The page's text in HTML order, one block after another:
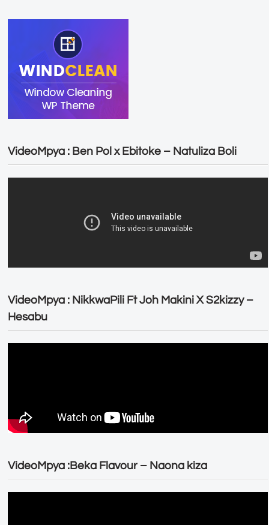
VideoMpya : Ben Pol x Ebitoke – Natuliza Boli
VideoMpya : NikkwaPili Ft Joh Makini X S2kizzy –
Hesabu
VideoMpya :Beka Flavour – Naona kiza